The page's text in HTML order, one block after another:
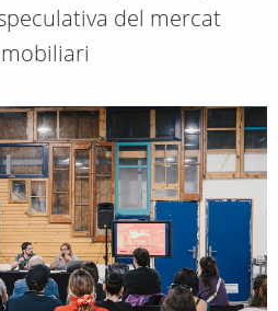
del mercat